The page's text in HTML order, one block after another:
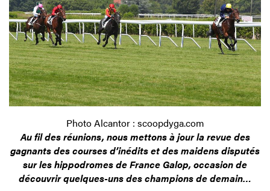
Photo Alcantor : scoopdyga.com
Au fil des réunions, nous mettons à jour la revue des
gagnants des courses d’inédits et des maidens disputés
sur les hippodromes de France Galop, occasion de
découvrir quelques-uns des champions de demain…